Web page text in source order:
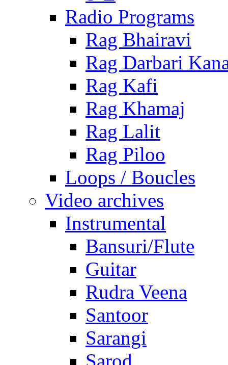
Radio Programs
Rag Bhairavi
Rag Darbari
Rag Kafi
Rag Khamaj
Rag Lalit
Rag Piloo
Loops / Boucles
Video archives
Instrumental
Bansuri/Flute
Guitar
Rudra Veena
Santoor
Sarangi
Sarod